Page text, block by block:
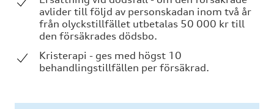
avlider till följd av personskadan inom två år
från olyckstillfället utbetalas 50 000 kr till
den försäkrades dödsbo.
Kristerapi - ges med högst 10
behandlingstillfällen per försäkrad.